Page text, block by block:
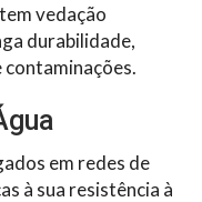
vedação
durabilidade,
em redes de
à sua resistência à